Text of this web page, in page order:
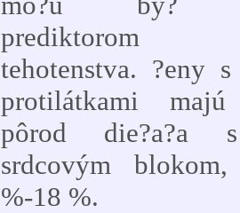
prediktorom
tehotenstva. ?eny
protilátkami
pôrod die?a?a
srdcovým
%-18 %.